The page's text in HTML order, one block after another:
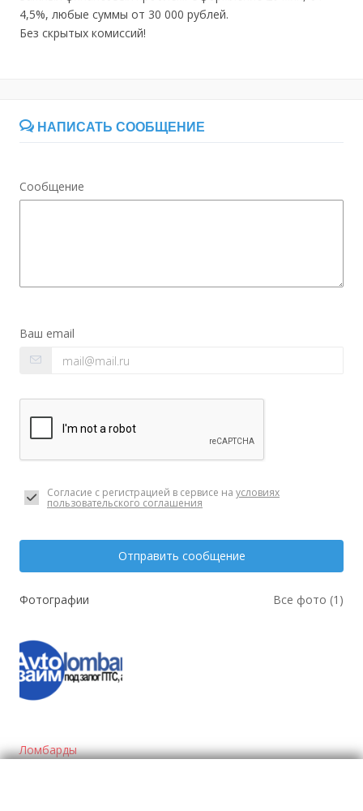
4,5%, любые суммы от 30 000 рублей.
Без скрытых комиссий!
НАПИСАТЬ СООБЩЕНИЕ
Сообщение
Ваш email
Согласие с регистрацией в сервисе на условиях
пользовательского соглашения
Отправить сообщение
Фотографии Все фото (1)
Ломбарды